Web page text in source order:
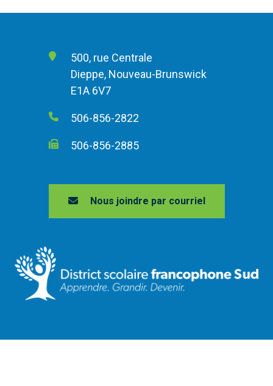
500, rue Centrale
Dieppe, Nouveau-Brunswick
E1A 6V7
506-856-2822
506-856-2885
Nous joindre par courriel